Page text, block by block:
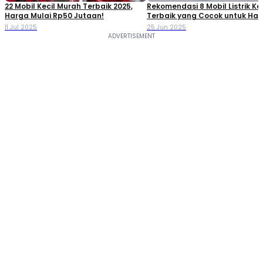
22 Mobil Kecil Murah Terbaik 2025,
Harga Mulai Rp50 Jutaan!
11 Jul 2025
Rekomendasi 8 Mobil Listrik
Terbaik yang Cocok untuk
25 Jun 2025